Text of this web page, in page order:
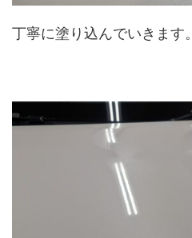
丁寧に塗り込んでいきます。